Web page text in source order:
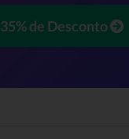
35% de Desconto